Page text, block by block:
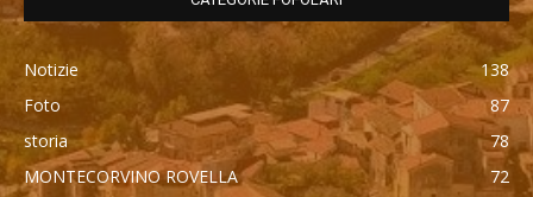
Notizie
138
Foto
87
storia
78
MONTECORVINO ROVELLA
72